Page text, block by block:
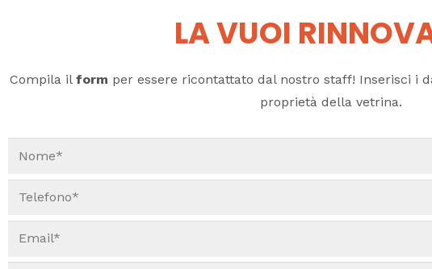
LA VUOI
Compila il form per essere ricontattato dal nostro staff! Inserisci i
proprietà della vetrina.